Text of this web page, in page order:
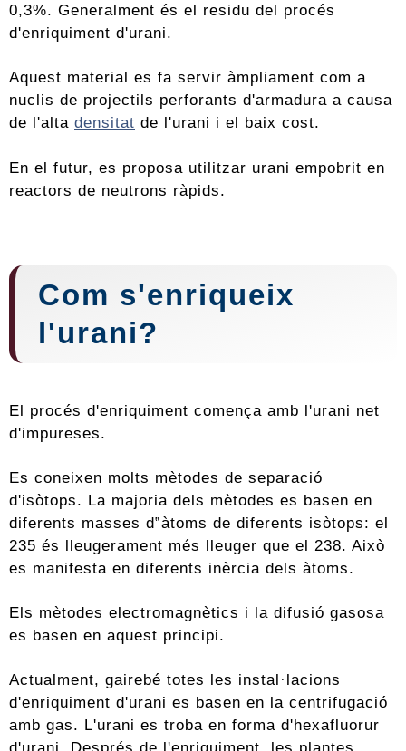
0,3%. Generalment és el residu del procés
d'enriquiment d'urani.
Aquest material es fa servir àmpliament com a
nuclis de projectils perforants d'armadura a causa
de l'alta densitat de l'urani i el baix cost.
En el futur, es proposa utilitzar urani empobrit en
reactors de neutrons ràpids.
Com s'enriqueix
l'urani?
El procés d'enriquiment comença amb l'urani net
d'impureses.
Es coneixen molts mètodes de separació
d'isòtops. La majoria dels mètodes es basen en
diferents masses d‟àtoms de diferents isòtops: el
235 és lleugerament més lleuger que el 238. Això
es manifesta en diferents inèrcia dels àtoms.
Els mètodes electromagnètics i la difusió gasosa
es basen en aquest principi.
Actualment, gairebé totes les instal·lacions
d'enriquiment d'urani es basen en la centrifugació
amb gas. L'urani es troba en forma d'hexafluorur
d'urani. Després de l'enriquiment, les plantes